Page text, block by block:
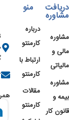
دریافت
مشاوره
مشاوره
مالی و
مالیاتی
مشاوره
بیمه و
قانون کار
منو
درباره
کارمنتو
ارتباط با
کارمنتو
مقالات
کارمنتو